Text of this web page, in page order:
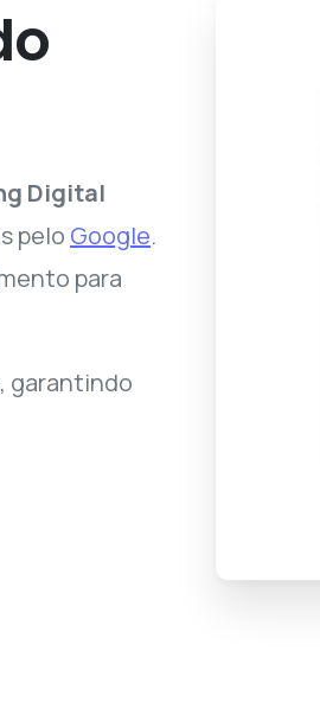
Digital
pelo Google.
para
garantindo